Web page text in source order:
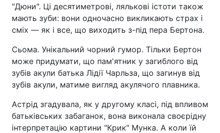
"Дюни". Ці десятиметрові, лялькові істоти також
мають зуби: вони одночасно викликають страх і
сміх — як і все, що виходить з-під пера Бертона.
Сьома. Унікальний чорний гумор. Тільки Бертон
може придумати, що пам'ятник у загиблого від
зубів акули батька Лідії Чарльза, що загинув від
зубів акули, матиме вигляд акулячого плавника.
Астрід згадувала, як у другому класі, під впливом
батьківських забаганок, вона виконала своєрідну
інтерпретацію картини "Крик" Мунка. А коли їй